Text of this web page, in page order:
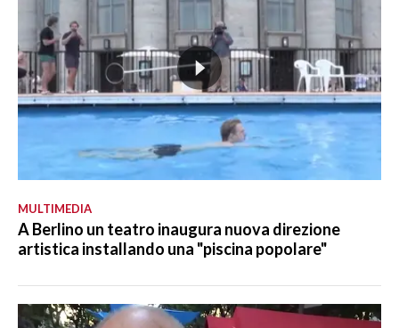
MULTIMEDIA
A Berlino un teatro inaugura nuova direzione
artistica installando una "piscina popolare"